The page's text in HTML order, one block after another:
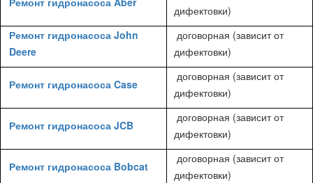
дифектовки)
Ремонт гидронасоса John
Deere
договорная (зависит от
дифектовки)
Ремонт гидронасоса Case
договорная (зависит от
дифектовки)
Ремонт гидронасоса JCB
договорная (зависит от
дифектовки)
Ремонт гидронасоса Bobcat
договорная (зависит от
дифектовки)